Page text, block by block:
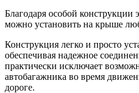
Благодаря особой конструкции
можно установить на крыше
Конструкция легко и просто
обеспечивая надежное
практически исключает
автобагажника во время
дороге.